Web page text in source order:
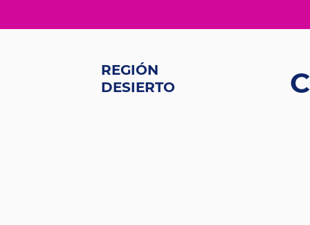
REGIÓN
DESIERTO